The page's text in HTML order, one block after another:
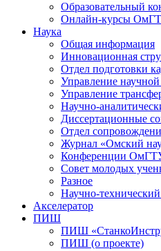
Образовательный
Онлайн-курсы
Наука
Общая информация
Инновационная
Отдел подготовки
Управление
Управление
Научно-
Диссертационные
Отдел
Журнал «Омский
Конференции
Совет молодых
Разное
Научно-технический
Акселератор
ПИШ
ПИШ
ПИШ (о проекте)